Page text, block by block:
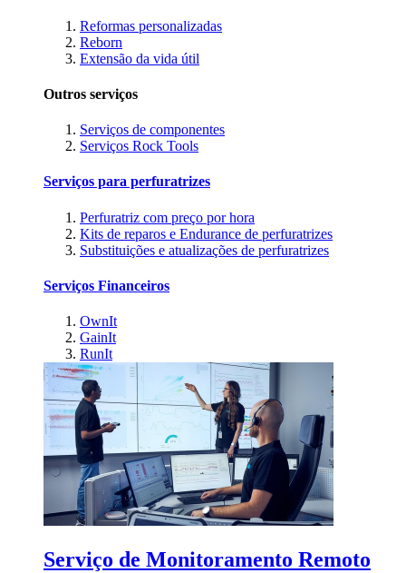
Reformas personalizadas
Reborn
Extensão da vida útil
Outros serviços
Serviços de componentes
Serviços Rock Tools
Serviços para perfuratrizes
Perfuratriz com preço por hora
Kits de reparos e Endurance de perfuratrizes
Substituições e atualizações de perfuratrizes
Serviços Financeiros
OwnIt
GainIt
RunIt
Serviço de Monitoramento Remoto